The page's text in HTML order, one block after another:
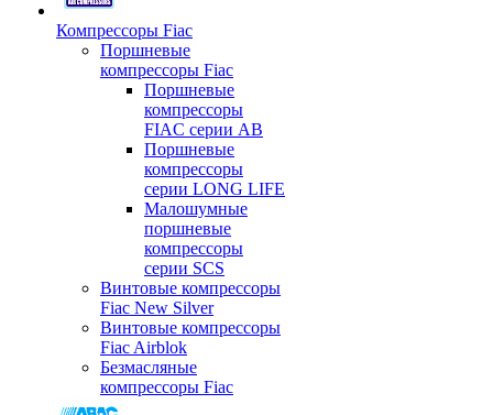
Компрессоры Fiac
Поршневые
компрессоры Fiac
Поршневые
компрессоры
FIAC серии AB
Поршневые
компрессоры
серии LONG LIFE
Малошумные
поршневые
компрессоры
серии SCS
Винтовые компрессоры
Fiac New Silver
Винтовые компрессоры
Fiac Airblok
Безмасляные
компрессоры Fiac